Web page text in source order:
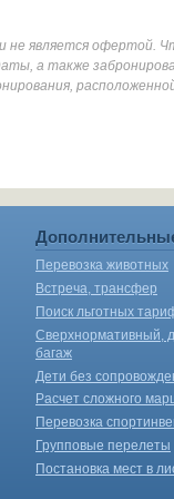
не является офертой.
а также
Перевозка животных
Встреча, трансфер
Поиск льготных
Сверхнормативный,
багаж
Дети без
Расчет сложного
Перевозка
Групповые перелеты
Постановка мест в